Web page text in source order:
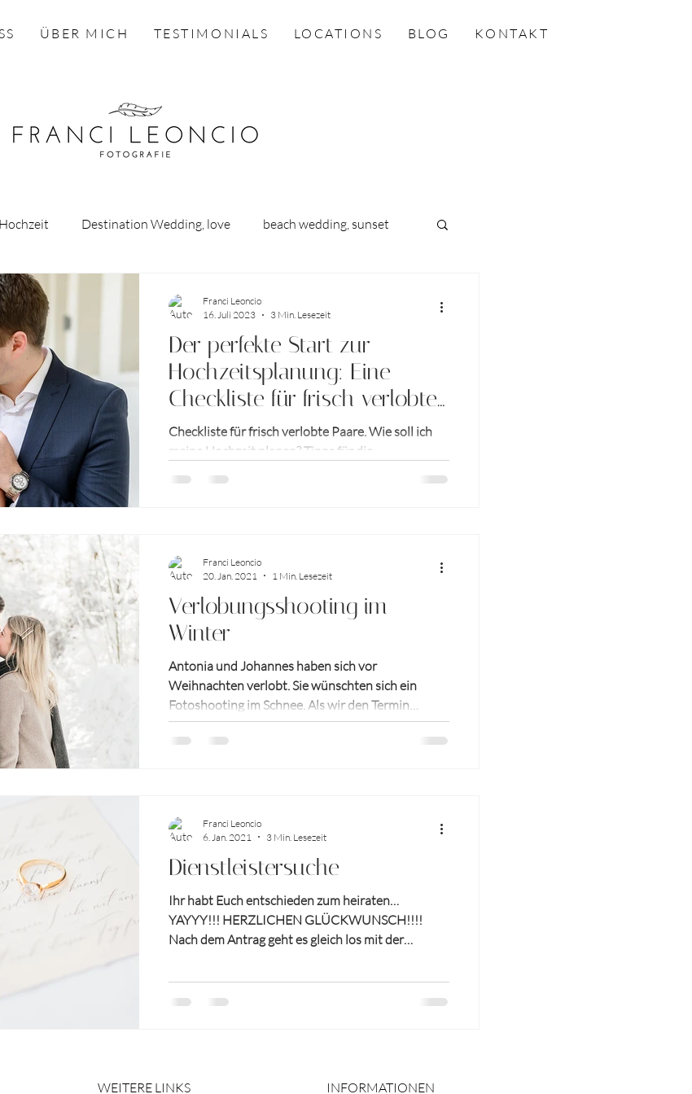
ÜBER MICH TESTIMONIALS LOCATIONS BLOG KONTAKT
Destination Wedding, love beach wedding, sunset
engagement, Verlobung
Babybauch, Familie, Baby, Newborn inspiration wedding
Der perfekte Start zur
Hochzeitsplanung: Eine
Checkliste für frisch verlobte
Paare
Checkliste für frisch verlobte Paare. Wie soll ich
meine Hochzeit planen? Tipps für die
Franci Leoncio
16. Juli 2023
3 Min. Lesezeit
Verlobungsshooting im
Winter
Antonia und Johannes haben sich vor
Weihnachten verlobt. Sie wünschten sich ein
Fotoshooting im Schnee. Als wir den Termin
ausgemacht...
Franci Leoncio
20. Jan. 2021
1 Min. Lesezeit
Dienstleistersuche
Ihr habt Euch entschieden zum heiraten…
YAYYY!!! HERZLICHEN GLÜCKWUNSCH!!!!
Nach dem Antrag geht es gleich los mit der
Franci Leoncio
6. Jan. 2021
3 Min. Lesezeit
WEITERE LINKS INFORMATIONEN